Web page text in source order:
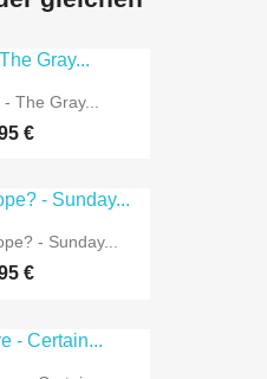
The Gray...
€
- Sunday...
€